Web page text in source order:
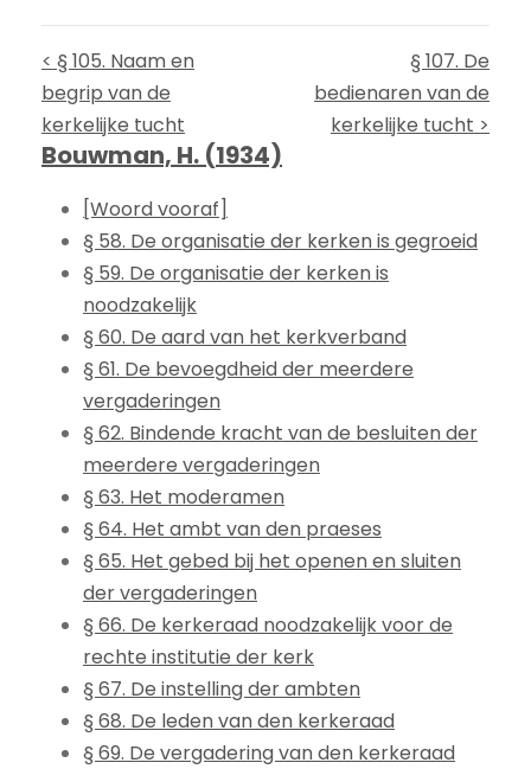
< § 105. Naam en
begrip van de
kerkelijke tucht
§ 107. De
bedienaren van de
kerkelijke tucht >
Bouwman, H. (1934)
[Woord vooraf]
§ 58. De organisatie der kerken is gegroeid
§ 59. De organisatie der kerken is
noodzakelijk
§ 60. De aard van het kerkverband
§ 61. De bevoegdheid der meerdere
vergaderingen
§ 62. Bindende kracht van de besluiten der
meerdere vergaderingen
§ 63. Het moderamen
§ 64. Het ambt van den praeses
§ 65. Het gebed bij het openen en sluiten
der vergaderingen
§ 66. De kerkeraad noodzakelijk voor de
rechte institutie der kerk
§ 67. De instelling der ambten
§ 68. De leden van den kerkeraad
§ 69. De vergadering van den kerkeraad